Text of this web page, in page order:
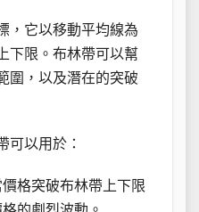
，它以移動平均線為
下限。布林帶可以幫
圍，以及潛在的突破
可以用於：
價格突破布林帶上下限